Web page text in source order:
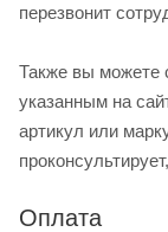
перезвонит
Также вы можете
указанным на
артикул или
Оплата